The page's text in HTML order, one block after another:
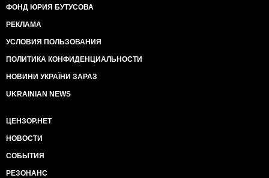
Среди станций назначения часто фигурирует
закарпатский Чоп. В Светланово составы делают
фискальной служб осуществляется еще на 15
километров дальше от линии разграничения - на
маленькой, отдаленной от основных автодорог
станции Нырково.
происходит эта процедура и получить ответ на
далеко от линии фронта. Ни то, ни другое нам не
удалось - пограничники, дежурившие на станции
территорию КП и отказались давать какие-либо
комментарии. Ссылаясь на запрет начальства, не
ФОНД ЮРИЯ БУТУСОВА
РЕКЛАМА
УСЛОВИЯ ПОЛЬЗОВАНИЯ
ПОЛИТИКА КОНФИДЕНЦИАЛЬНОСТИ
НОВИНИ УКРАЇНИ ЗАРАЗ
UKRAINIAN NEWS
ЦЕНЗОР.НЕТ
НОВОСТИ
СОБЫТИЯ
РЕЗОНАНС